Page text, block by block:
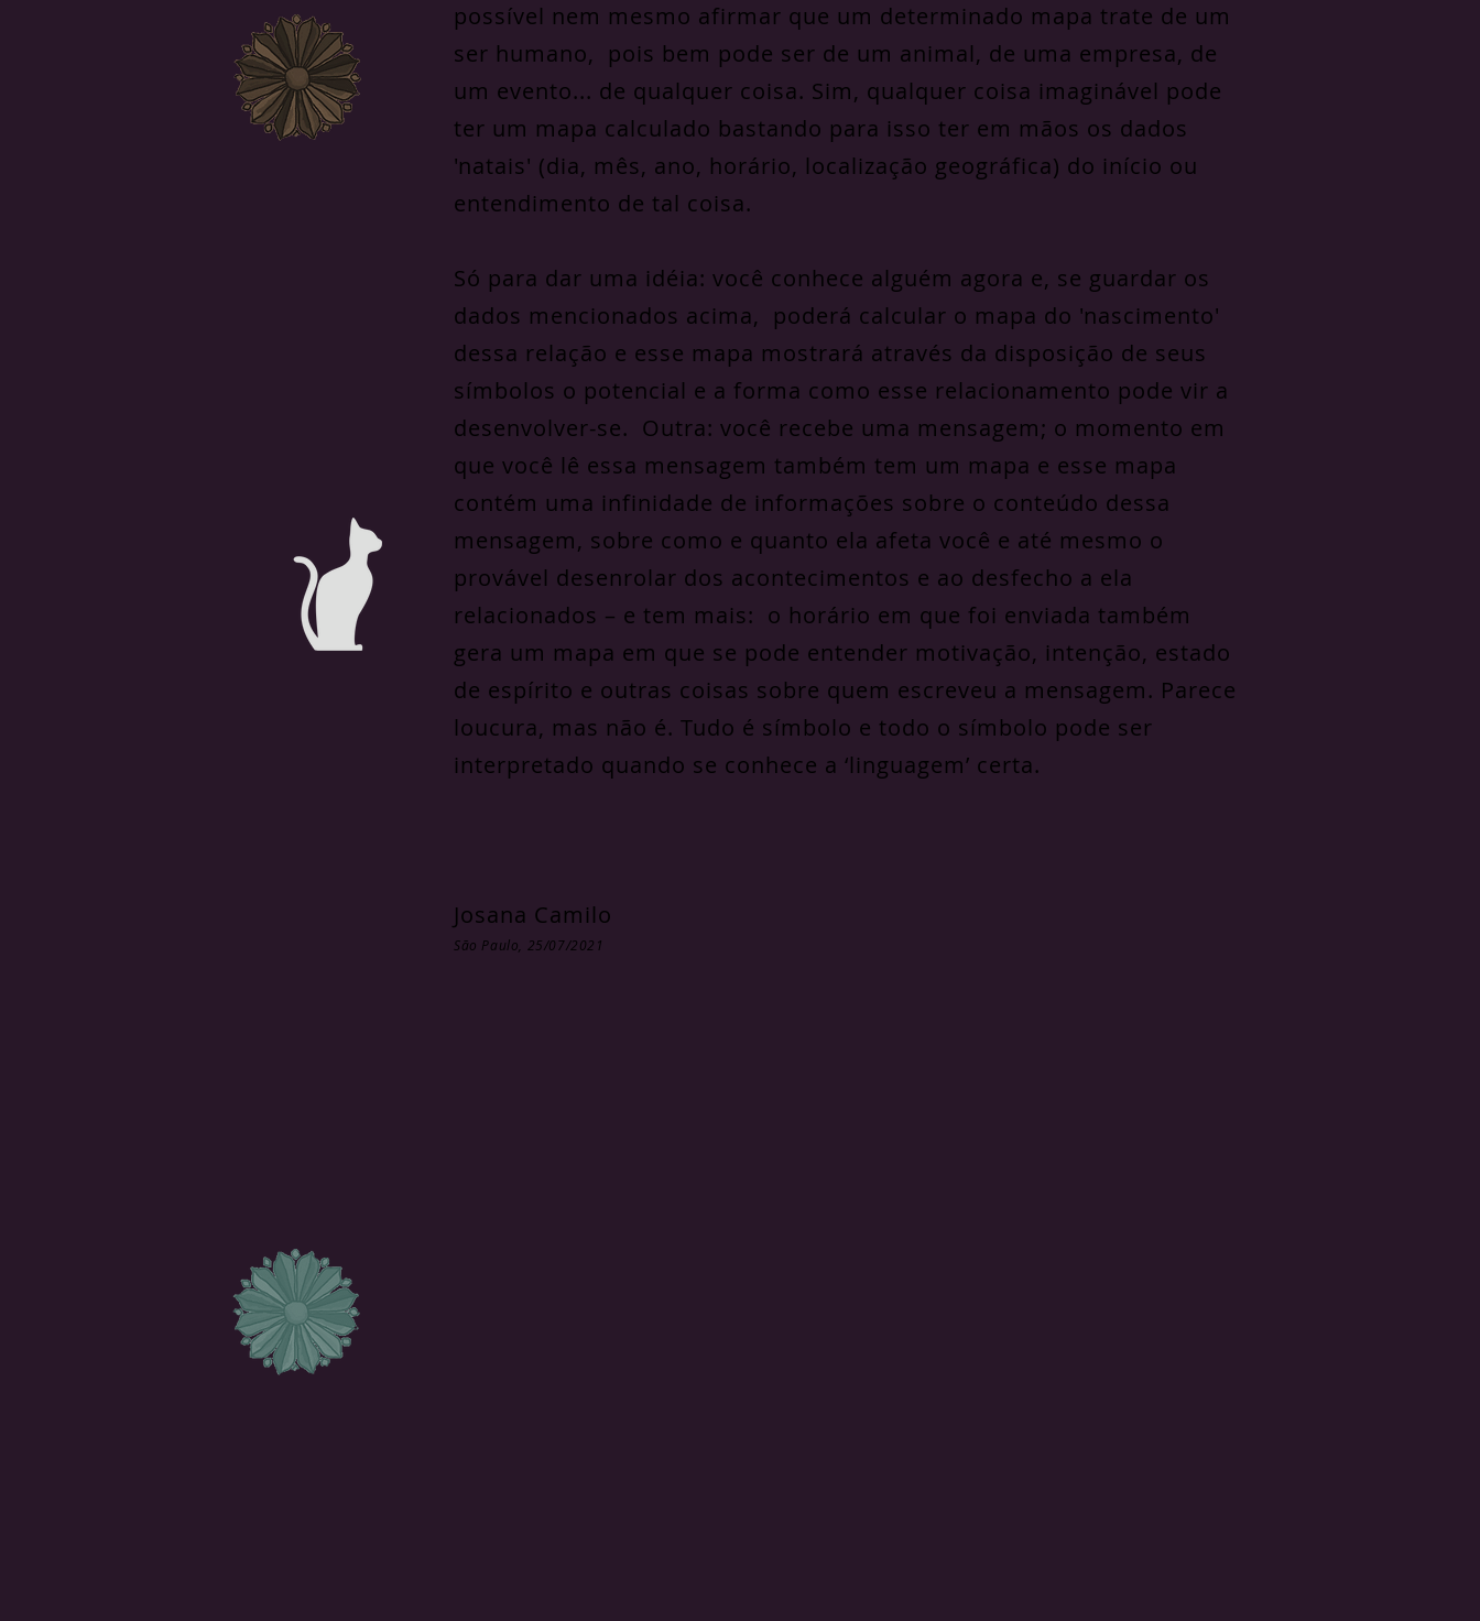
possível nem mesmo afirmar que um determinado mapa trate de um
ser humano, pois bem pode ser de um animal, de uma empresa, de
um evento... de qualquer coisa. Sim, qualquer coisa imaginável pode
ter um mapa calculado bastando para isso ter em mãos os dados
'natais' (dia, mês, ano, horário, localização geográfica) do início ou
entendimento de tal coisa.
Só para dar uma idéia: você conhece alguém agora e, se guardar os
dados mencionados acima, poderá calcular o mapa do 'nascimento'
dessa relação e esse mapa mostrará através da disposição de seus
símbolos o potencial e a forma como esse relacionamento pode vir a
desenvolver-se. Outra: você recebe uma mensagem; o momento em
que você lê essa mensagem também tem um mapa e esse mapa
contém uma infinidade de informações sobre o conteúdo dessa
mensagem, sobre como e quanto ela afeta você e até mesmo o
provável desenrolar dos acontecimentos e ao desfecho a ela
relacionados – e tem mais: o horário em que foi enviada também
gera um mapa em que se pode entender motivação, intenção, estado
de espírito e outras coisas sobre quem escreveu a mensagem. Parece
loucura, mas não é. Tudo é símbolo e todo o símbolo pode ser
interpretado quando se conhece a ‘linguagem’ certa.
Josana Camilo
São Paulo, 25/07/2021